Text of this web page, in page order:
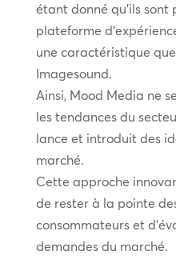
étant donné qu’ils
plateforme
une caractéristique
Imagesound.
Ainsi, Mood Media ne
les tendances du
lance et introduit des
marché.
Cette approche
de rester à la pointe
consommateurs et
demandes du marché.